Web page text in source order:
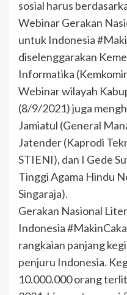
sosial harus
Webinar Gerakan
untuk Indonesia
diselenggarakan
Informatika
Webinar wilayah
(8/9/2021) juga
Jamiatul (General
Jatender (Kaprodi
STIENI), dan I Gede
Tinggi Agama Hindu
Singaraja).
Gerakan Nasional
Indonesia
rangkaian panjang
penjuru Indonesia.
10.000.000 orang